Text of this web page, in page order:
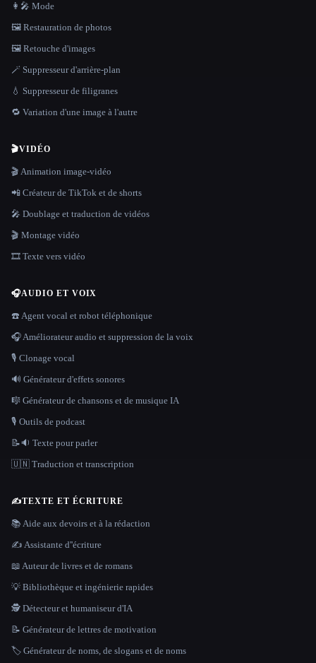
👩‍🎤 Mode
🖼️ Restauration de photos
🖼️ Retouche d'images
🪄 Suppresseur d'arrière-plan
💧 Suppresseur de filigranes
🔁 Variation d'une image à l'autre
🎬VIDÉO
🎬 Animation image-vidéo
📲 Créateur de TikTok et de shorts
🎤 Doublage et traduction de vidéos
🎬 Montage vidéo
🎞️ Texte vers vidéo
🎧AUDIO ET VOIX
☎️ Agent vocal et robot téléphonique
🎧 Améliorateur audio et suppression de la voix
🎙️ Clonage vocal
🔊 Générateur d'effets sonores
🎼 Générateur de chansons et de musique IA
🎙️ Outils de podcast
📝🔉 Texte pour parler
🇺🇳 Traduction et transcription
✍️TEXTE ET ÉCRITURE
📚 Aide aux devoirs et à la rédaction
✍️ Assistante d''écriture
📖 Auteur de livres et de romans
💡 Bibliothèque et ingénierie rapides
🕵️ Détecteur et humaniseur d'IA
📝 Générateur de lettres de motivation
🏷️ Générateur de noms, de slogans et de noms